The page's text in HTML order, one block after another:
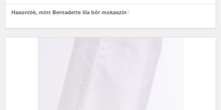
Hasonlók, mint Bernadette lila bőr mokaszin